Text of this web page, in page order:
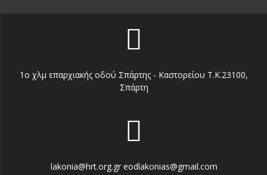
1o χλμ επαρχιακής οδού Σπάρτης - Καστορείου Τ.Κ.23100,
Σπάρτη
lakonia@hrt.org.gr eodlakonias@gmail.com